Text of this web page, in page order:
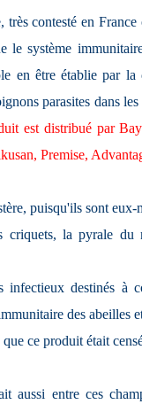
contesté en
le système
en être établie par la
parasites dans
est distribué par
Premise,
puisqu'ils sont eux-
criquets, la pyrale du
destinés à
des abeilles
ce produit était
aussi entre ces